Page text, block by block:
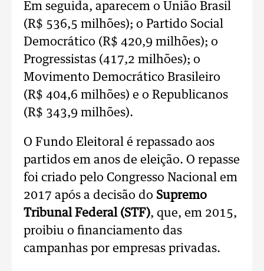
Em seguida, aparecem o União Brasil
(R$ 536,5 milhões); o Partido Social
Democrático (R$ 420,9 milhões); o
Progressistas (417,2 milhões); o
Movimento Democrático Brasileiro
(R$ 404,6 milhões) e o Republicanos
(R$ 343,9 milhões).
O Fundo Eleitoral é repassado aos
partidos em anos de eleição. O repasse
foi criado pelo Congresso Nacional em
2017 após a decisão do Supremo
Tribunal Federal (STF), que, em 2015,
proibiu o financiamento das
campanhas por empresas privadas.